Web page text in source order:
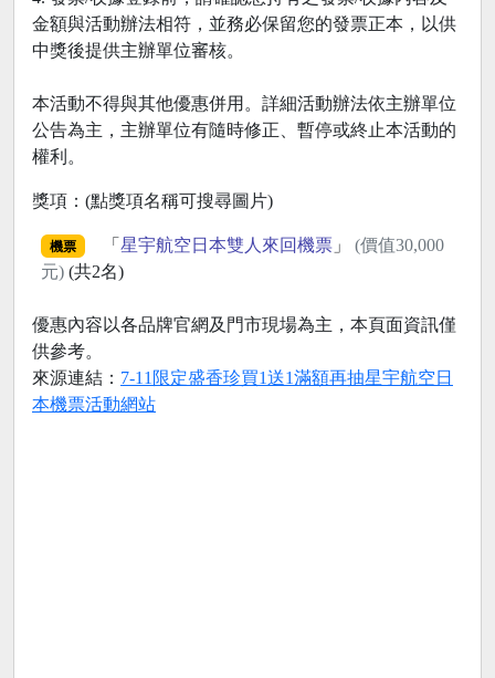
金額與活動辦法相符，並務必保留您的發票正本，以供
中獎後提供主辦單位審核。
本活動不得與其他優惠併用。詳細活動辦法依主辦單位
公告為主，主辦單位有隨時修正、暫停或終止本活動的
權利。
獎項：(點獎項名稱可搜尋圖片)
機票 「 星宇航空日本雙人來回機票」 (價值30,000
元) (共2名)
優惠內容以各品牌官網及門市現場為主，本頁面資訊僅
供參考。
來源連結： 7-11限定盛香珍買1送1滿額再抽星宇航空日
本機票活動網站